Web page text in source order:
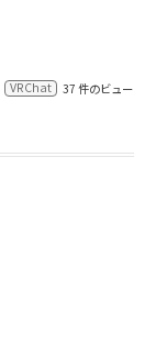
VRChat 37 件のビュー